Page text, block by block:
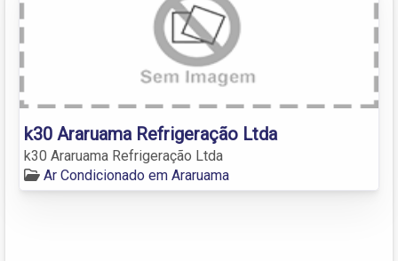
k30 Araruama Refrigeração Ltda
k30 Araruama Refrigeração Ltda
Ar Condicionado em Araruama